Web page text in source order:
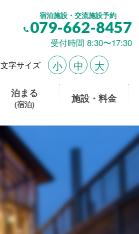
宿泊施設・交流施設予約
079-662-8457
受付時間 8:30〜17:30
文字サイズ 小 中 大
泊まる
(宿泊) 施設・料金